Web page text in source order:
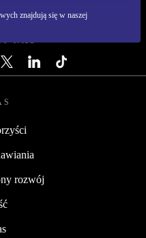
znajdują się w naszej
NAS
rozwój